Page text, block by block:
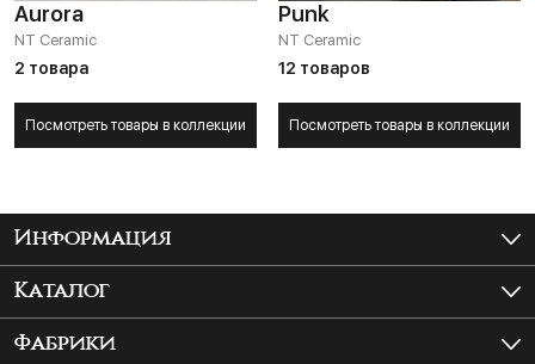
Aurora
NT Ceramic
2 товара
Посмотреть товары в коллекции
Punk
NT Ceramic
12 товаров
Посмотреть товары в коллекции
Информация
Как купить?
Каталог
Керамогранит
Фабрики